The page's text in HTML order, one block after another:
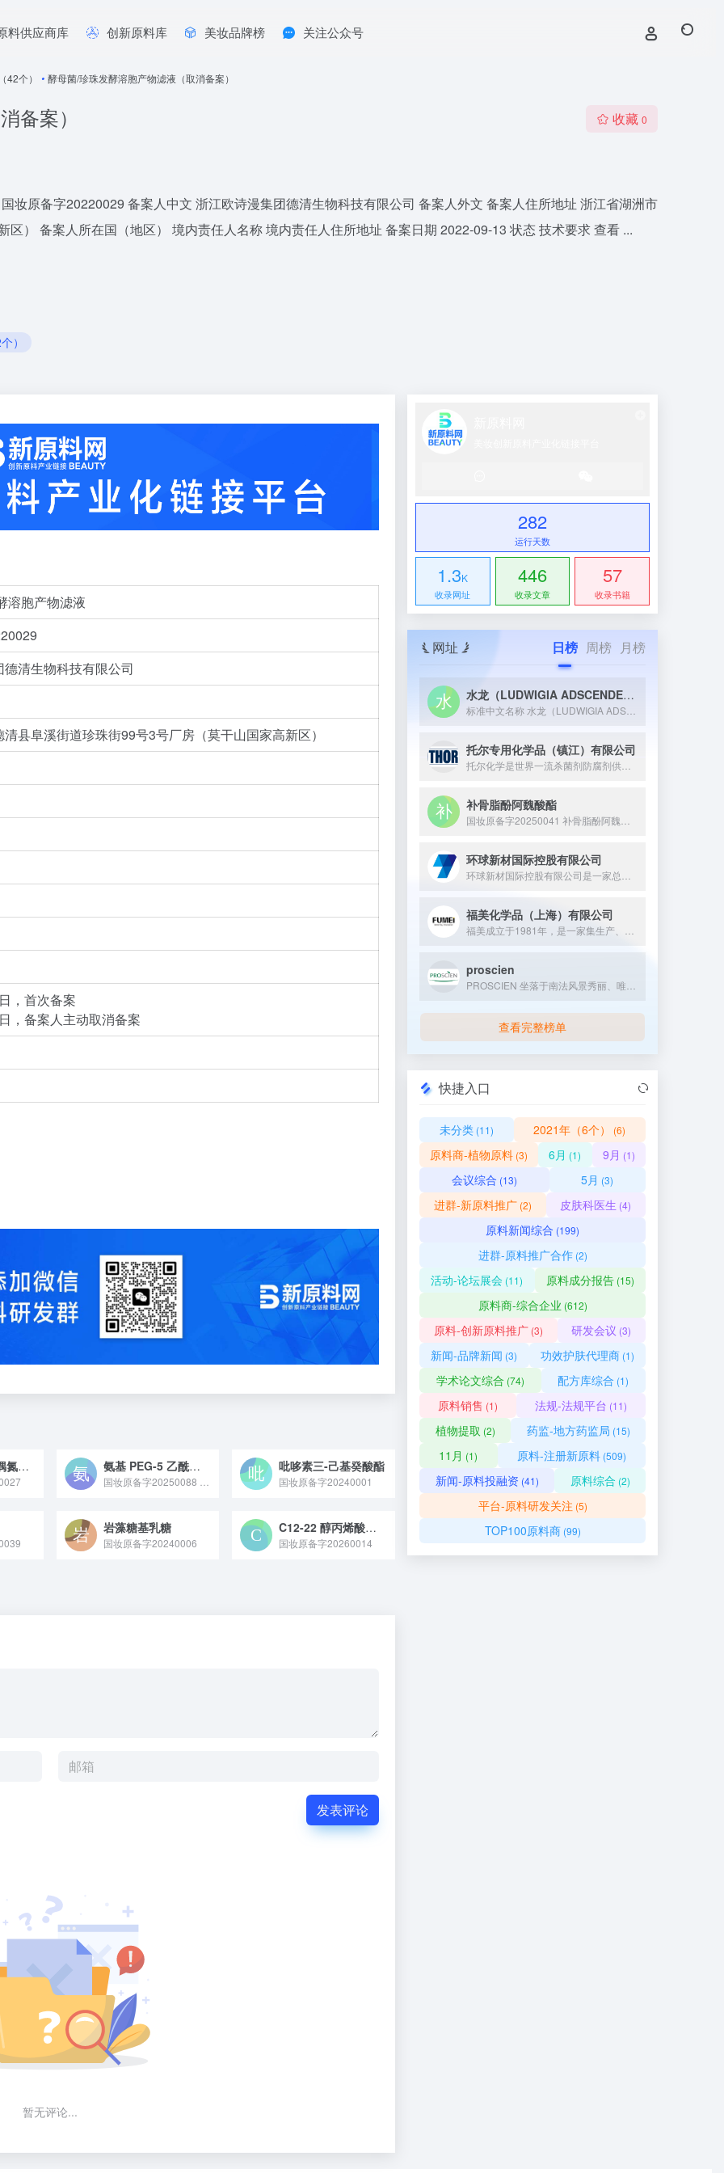
料供应商库 创新原料库 美妆品牌榜 关注公众号
42个） • 酵母菌/珍珠发酵溶胞产物滤液（取消备案）
备案） 收藏 0
妆原备字20220029 备案人中文 浙江欧诗漫集团德清生物科技有限公司 备案人外文 备案人住所地址 浙江省湖洲市
） 备案人所在国（地区） 境内责任人名称 境内责任人住所地址 备案日期 2022-09-13 状态 技术要求 查看 ...
）
溶胞产物滤液
清生物科技有限公司
县阜溪街道珍珠街99号3号厂房（莫干山国家高新区）
，首次备案
，备案人主动取消备案
甲基苯并噻唑偶氮甲苯胺双-（三乙氧基硅丙基氨基甲酰基PEG-5/PPG-5乙醇） 氨基 PEG-5 乙酰二十三肽-14
国妆原备字20250088 氨基 PEG-5 乙酰二十三肽 - 14 是成都凯捷多肽科技有限公司备案的一种肽类原料，它是对由 23 个氨基酸组成的长链多肽进行乙酰基、氨基 PEG-5 修饰后得到的，具有良好的稳定性、亲水性和透皮吸收率。
吡哆素三-己基癸酸酯
国妆原备字20240001
岩藻糖基乳糖
国妆原备字20240006
C12-22 醇丙烯酸酯/丙烯酸羟乙酯共聚物
国妆原备字20260014
发表评论
暂无评论...
282
运行天数
1.3K
收录网址
446
收录文章
57
收录书籍
网址 日榜 周榜 月榜
水龙（LUDWIGIA ADSCENDENS）提取物
托尔专用化学品（镇江）有限公司
补骨脂酚阿魏酸酯
环球新材国际控股有限公司
福美化学品（上海）有限公司
proscien
查看完整榜单
快捷入口
未分类(11) 2021年（6个） (6)
原料商-植物原料 (3) 6月 (1) 9月 (1)
会议综合 (13) 5月 (3)
进群-新原料推广(2) 皮肤科医生 (4)
原料新闻综合 (199)
进群-原料推广合作(2)
活动-论坛展会 (11) 原料成分报告(15)
原料商-综合企业 (612)
原料-创新原料推广(3) 研发会议 (3)
新闻-品牌新闻 (3) 功效护肤代理商(1)
学术论文综合 (74) 配方库综合 (1)
原料销售 (1) 法规-法规平台 (11)
植物提取 (2) 药监-地方药监局 (15)
11月 (1) 原料-注册新原料(509)
新闻-原料投融资 (41) 原料综合 (2)
平台-原料研发关注 (5)
TOP100原料商(99)